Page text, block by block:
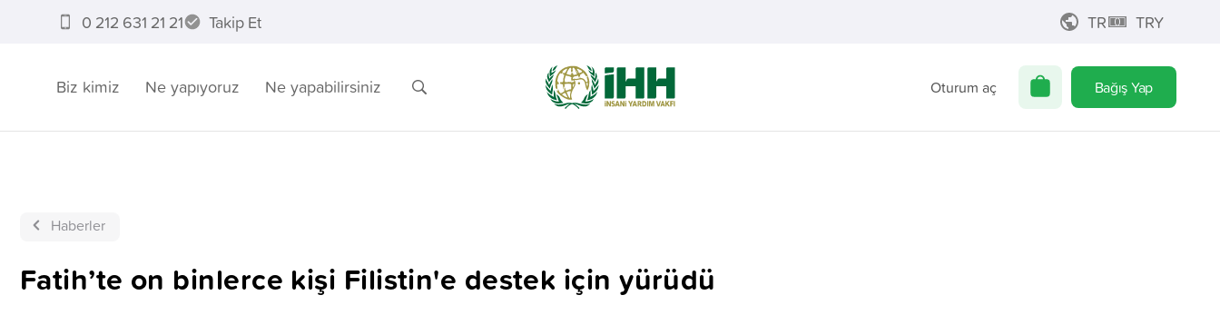
0 212 631 21 21 Takip Et TR TRY
Biz kimiz Ne yapıyoruz Ne yapabilirsiniz Oturum aç Bağış Yap
Haberler
Fatih’te on binlerce kişi Filistin'e destek için yürüdü